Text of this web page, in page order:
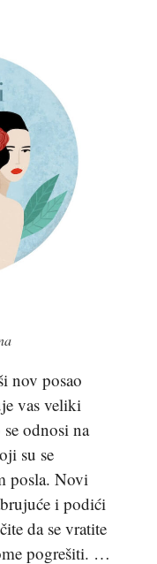
nov posao
vas veliki
odnosi na
su se
posla. Novi
i podići
da se vratite
pogrešiti. …